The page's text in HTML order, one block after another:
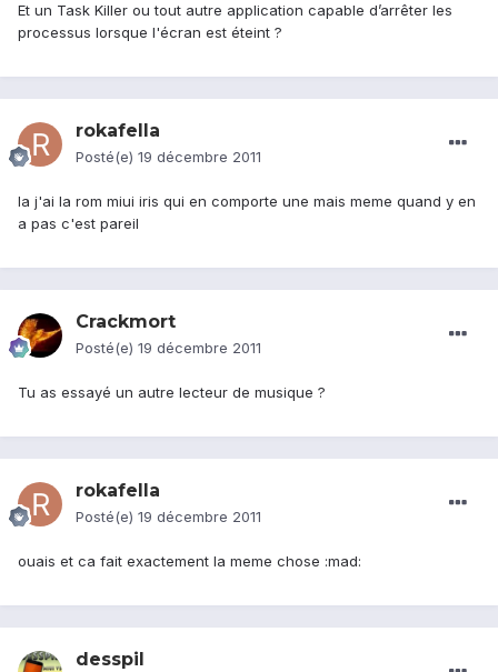
Et un Task Killer ou tout autre application capable d’arrêter les
processus lorsque l'écran est éteint ?
rokafella
Posté(e) 19 décembre 2011
la j'ai la rom miui iris qui en comporte une mais meme quand y en
a pas c'est pareil
Crackmort
Posté(e) 19 décembre 2011
Tu as essayé un autre lecteur de musique ?
rokafella
Posté(e) 19 décembre 2011
ouais et ca fait exactement la meme chose :mad:
desspil